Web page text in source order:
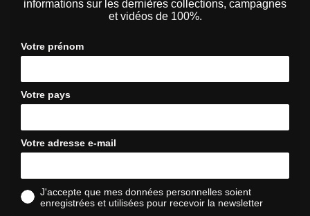
informations sur les dernières collections, campagnes
et vidéos de 100%.
Votre prénom
Votre pays
Votre adresse e-mail
J'accepte que mes données personnelles soient
enregistrées et utilisées pour recevoir la newsletter